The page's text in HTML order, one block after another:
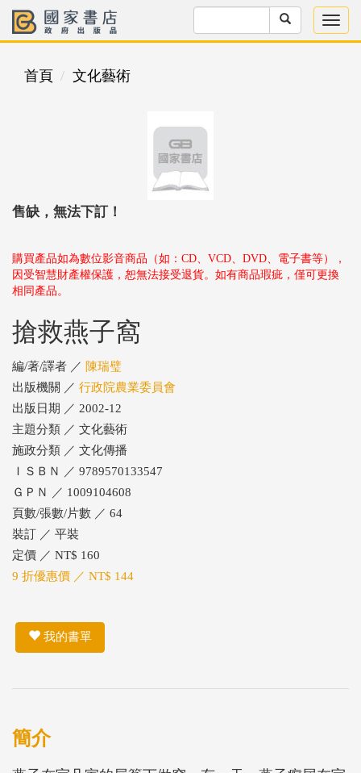
首頁 文化藝術
售缺，無法下訂！
購買產品如為數位影音商品（如：CD、VCD、DVD、電子書等），
因受智慧財產權保護，恕無法接受退貨。如有商品瑕疵，僅可更換
相同產品。
搶救燕子窩
編/著/譯者 ／ 陳瑞璧
出版機關 ／ 行政院農業委員會
出版日期 ／ 2002-12
主題分類 ／ 文化藝術
施政分類 ／ 文化傳播
ＩＳＢＮ ／ 9789570133547
ＧＰＮ ／ 1009104608
頁數/張數/片數 ／ 64
裝訂 ／ 平裝
定價 ／ NT$ 160
9 折優惠價 ／ NT$ 144
我的書單
簡介